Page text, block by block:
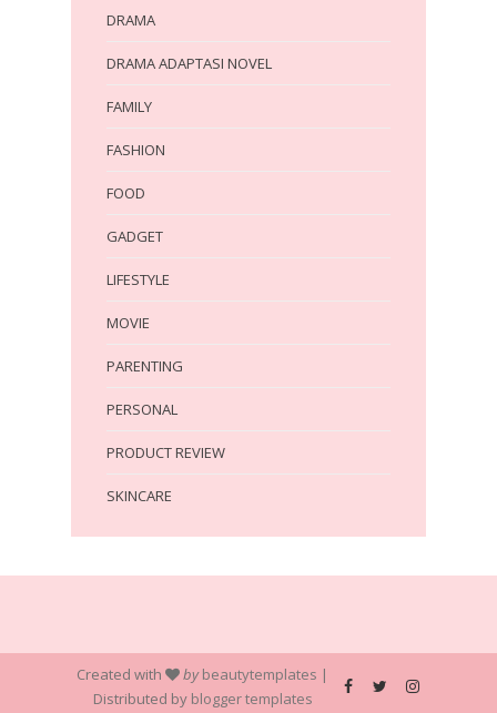
DRAMA
DRAMA ADAPTASI NOVEL
FAMILY
FASHION
FOOD
GADGET
LIFESTYLE
MOVIE
PARENTING
PERSONAL
PRODUCT REVIEW
SKINCARE
Created with by beautytemplates |
Distributed by blogger templates